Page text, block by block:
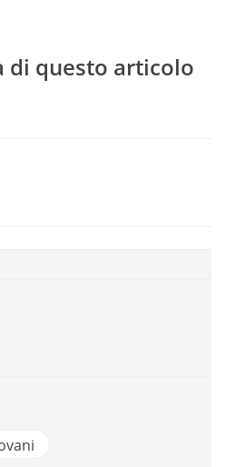
di questo articolo